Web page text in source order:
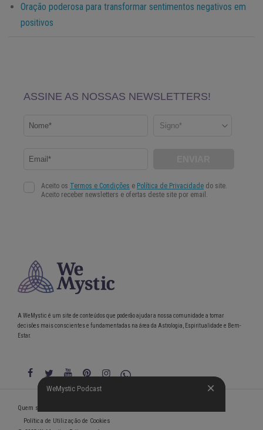
Oração poderosa para transformar sentimentos negativos em
positivos
WeMystic Podcast
A WeMystic é um site de conteúdos que poderão ajudar a nossa comunidade a tomar
decisões mais conscientes e fundamentadas na área da Astrologia, Espiritualidade e Bem-
Estar.
WeMystic Podcast
Quem somos
Política de Utilização de Cookies